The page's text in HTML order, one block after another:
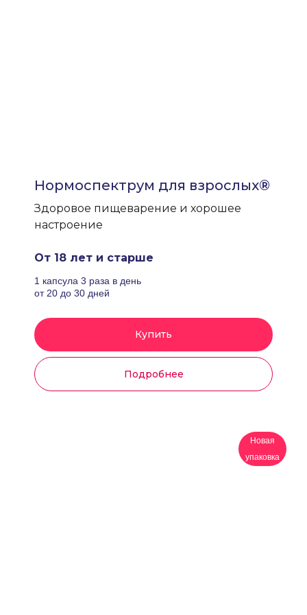
Нормоспектрум для взрослых®
Здоровое пищеварение и хорошее
настроение
От 18 лет и старше
1 капсула 3 раза в день
от 20 до 30 дней
Купить
Подробнее
Новая
упаковка